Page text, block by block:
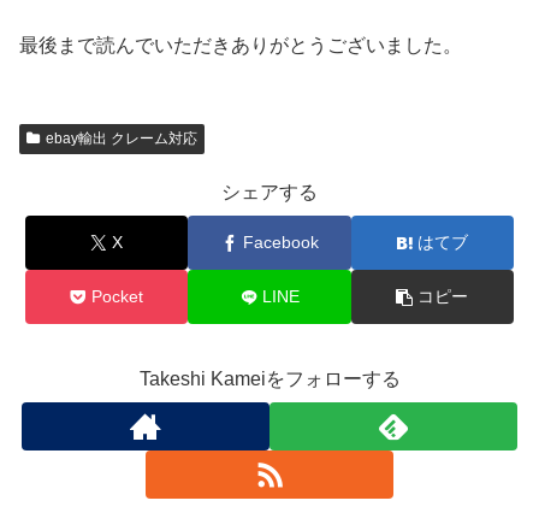
最後まで読んでいただきありがとうございました。
ebay輸出 クレーム対応
シェアする
X Facebook はてブ
Pocket LINE コピー
Takeshi Kameiをフォローする